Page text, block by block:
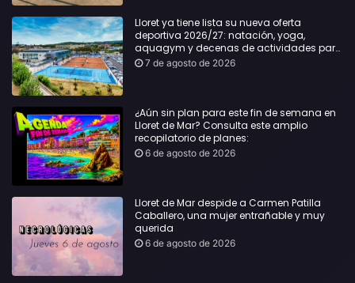
Lloret ya tiene lista su nueva oferta
deportiva 2026/27: natación, yoga,
aquagym y decenas de actividades para
todas las edades
7 de agosto de 2026
¿Aún sin plan para este fin de semana en
Lloret de Mar? Consulta este amplio
recopilatorio de planes:
6 de agosto de 2026
Lloret de Mar despide a Carmen Patilla
Caballero, una mujer entrañable y muy
querida
6 de agosto de 2026